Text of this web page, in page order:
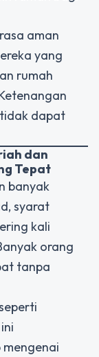
aman
yang
rumah
dapat
dan
Tepat
banyak
syarat
kali
orang
tanpa